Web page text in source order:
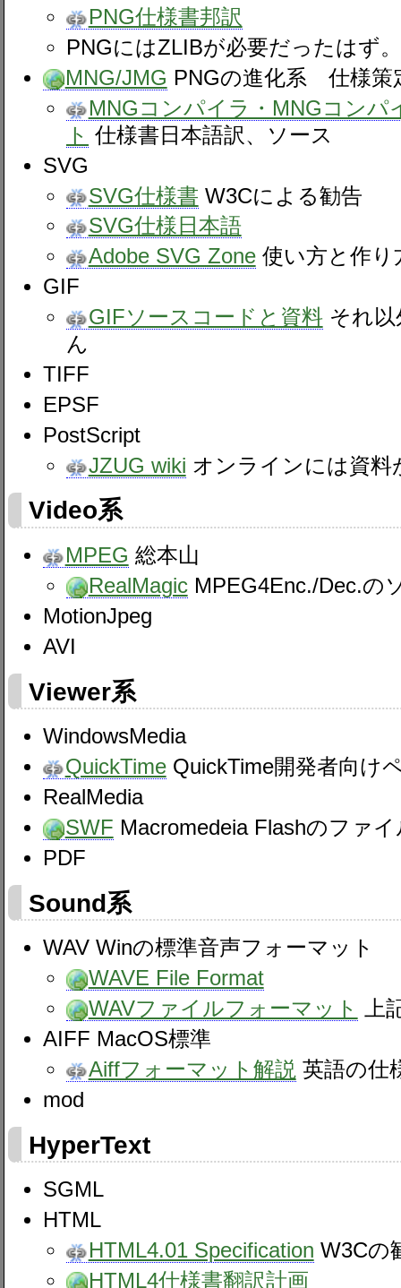
PNG仕様書邦訳
PNGにはZLIBが必要だったはず
MNG/JMG PNGの進化系 仕様策
MNGコンパイラ・MNGコンパ
ト 仕様書日本語訳、ソース
SVG
SVG仕様書 W3Cによる勧告
SVG仕様日本語
Adobe SVG Zone使い方と作り
GIF
GIFソースコードと資料 それ
ん
TIFF
EPSF
PostScript
JZUG wiki オンラインには資料
Video系
MPEG 総本山
RealMagicMPEG4Enc./Dec.の
MotionJpeg
AVI
Viewer系
WindowsMedia
QuickTimeQuickTime開発者向け
RealMedia
SWF Macromedeia Flashのファ
PDF
Sound系
WAV Winの標準音声フォーマット
WAVE File Format
WAVファイルフォーマット
上
AIFF MacOS標準
Aiffフォーマット解説 英語の仕
mod
HyperText
SGML
HTML
HTML4.01 Specification W3Cの
HTML4仕様書翻訳計画